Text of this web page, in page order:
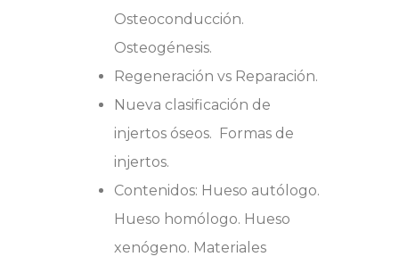
Osteoconducción.
Osteogénesis.
Regeneración vs Reparación.
Nueva clasificación de
injertos óseos. Formas de
injertos.
Contenidos: Hueso autólogo.
Hueso homólogo. Hueso
xenógeno. Materiales